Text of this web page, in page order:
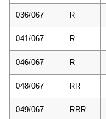
036/067 R
041/067 R
046/067 R
048/067 RR
049/067 RRR